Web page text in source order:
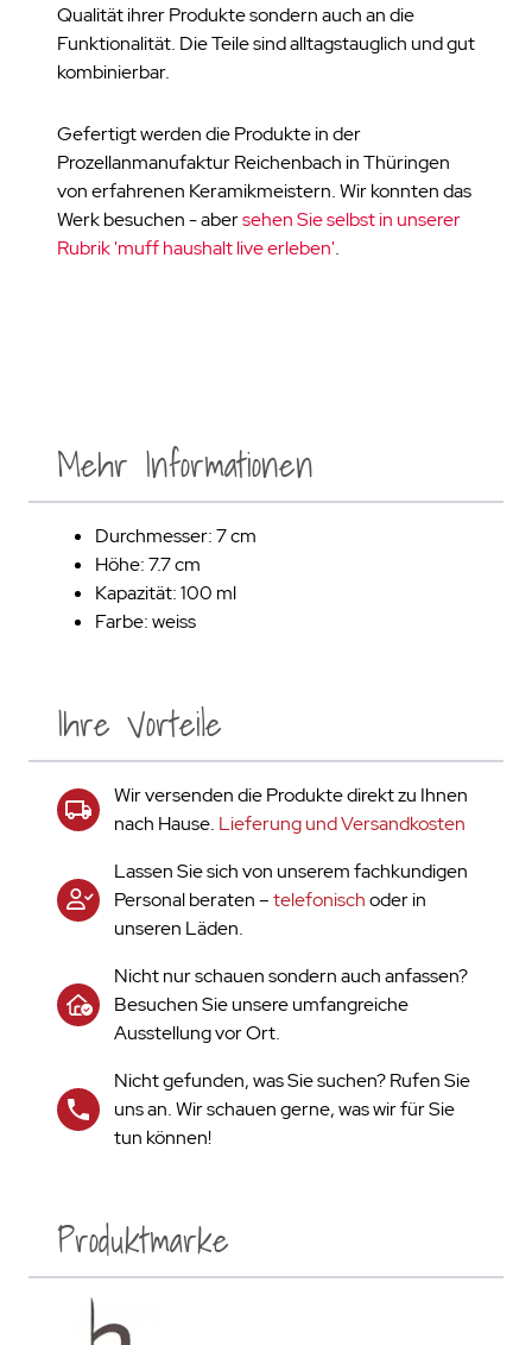
Qualität ihrer Produkte sondern auch an die
Funktionalität. Die Teile sind alltagstauglich und gut
kombinierbar.
Gefertigt werden die Produkte in der
Prozellanmanufaktur Reichenbach in Thüringen
von erfahrenen Keramikmeistern. Wir konnten das
Werk besuchen - abersehen Sie selbst in unserer
Rubrik 'muff haushalt live erleben'.
Ihre Vorteile
Wir versenden die Produkte direkt zu Ihnen
nach Hause. Lieferung und Versandkosten
Lassen Sie sich von unserem fachkundigen
Personal beraten –telefonischoder in
unseren Läden.
Nicht nur schauen sondern auch anfassen?
Besuchen Sie unsere umfangreiche
Ausstellung vor Ort.
Nicht gefunden, was Sie suchen? Rufen Sie
uns an. Wir schauen gerne, was wir für Sie
tun können!
Mehr Informationen
Durchmesser: 7 cm
Höhe: 7.7 cm
Kapazität: 100 ml
Farbe: weiss
Produktmarke